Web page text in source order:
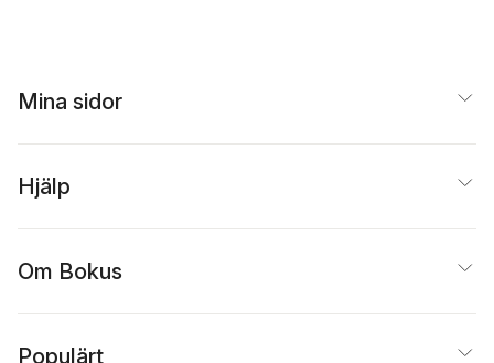
Mina sidor
Hjälp
Om Bokus
Populärt